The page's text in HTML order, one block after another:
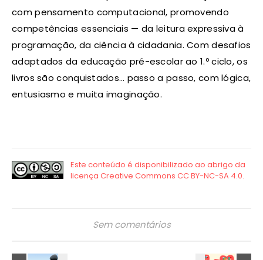
com pensamento computacional, promovendo
competências essenciais — da leitura expressiva à
programação, da ciência à cidadania. Com desafios
adaptados da educação pré-escolar ao 1.º ciclo, os
livros são conquistados… passo a passo, com lógica,
entusiasmo e muita imaginação.
Sem comentários